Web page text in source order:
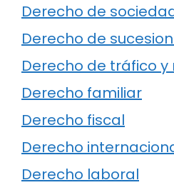
Derecho de
Derecho de
Derecho de tráfico
Derecho familiar
Derecho fiscal
Derecho
Derecho laboral